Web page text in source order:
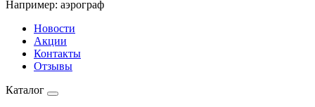
Например: аэрограф
Новости
Акции
Контакты
Отзывы
Каталог